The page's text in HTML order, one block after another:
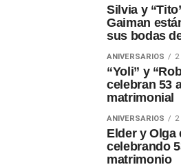
Silvia y
Gaiman
sus bodas
ANIVERSARIOS
“Yoli” y
celebran 53
matrimonial
ANIVERSARIOS
Elder y Olga
celebrando
matrimonio